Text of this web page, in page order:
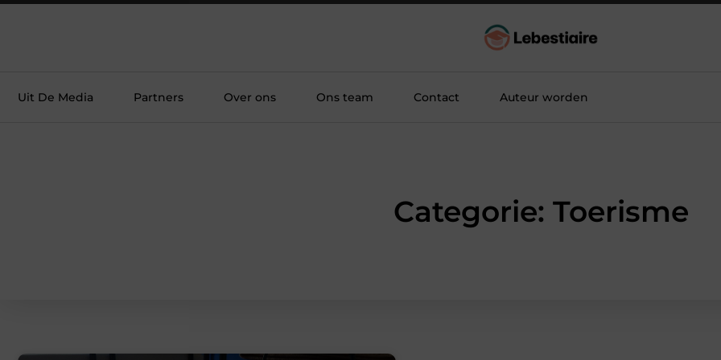
Uit De Media Partners Over ons Ons team Contact Auteur worden
Categorie: Toerisme